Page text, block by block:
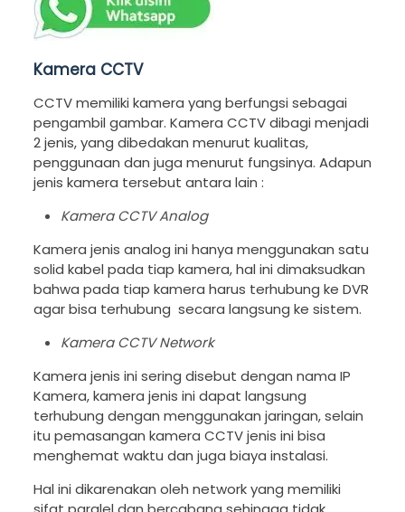
Kamera CCTV
CCTV memiliki kamera yang berfungsi sebagai
pengambil gambar. Kamera CCTV dibagi menjadi
2 jenis, yang dibedakan menurut kualitas,
penggunaan dan juga menurut fungsinya. Adapun
jenis kamera tersebut antara lain :
Kamera CCTV Analog
Kamera jenis analog ini hanya menggunakan satu
solid kabel pada tiap kamera, hal ini dimaksudkan
bahwa pada tiap kamera harus terhubung ke DVR
agar bisa terhubung secara langsung ke sistem.
Kamera CCTV Network
Kamera jenis ini sering disebut dengan nama IP
Kamera, kamera jenis ini dapat langsung
terhubung dengan menggunakan jaringan, selain
itu pemasangan kamera CCTV jenis ini bisa
menghemat waktu dan juga biaya instalasi.
Hal ini dikarenakan oleh network yang memiliki